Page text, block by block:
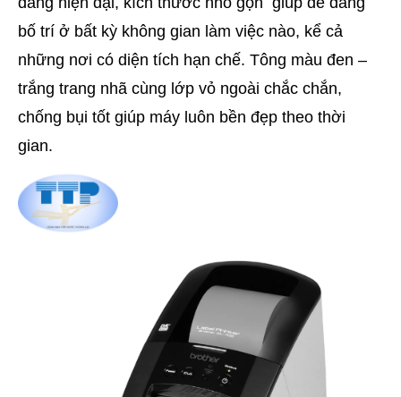
bố trí ở bất kỳ không gian làm việc nào, kể cả
những nơi có diện tích hạn chế. Tông màu đen –
trắng trang nhã cùng lớp vỏ ngoài chắc chắn,
chống bụi tốt giúp máy luôn bền đẹp theo thời
gian.